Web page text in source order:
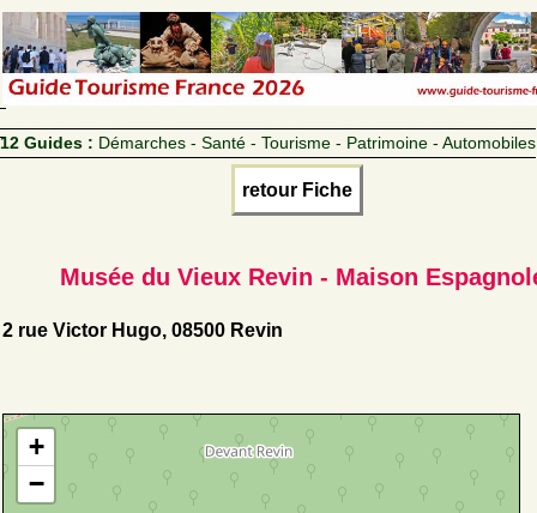
12 Guides : Démarches - Santé - Tourisme - Patrimoine - Automobiles
retour Fiche
Musée du Vieux Revin - Maison
2 rue Victor Hugo, 08500 Revin
+
−